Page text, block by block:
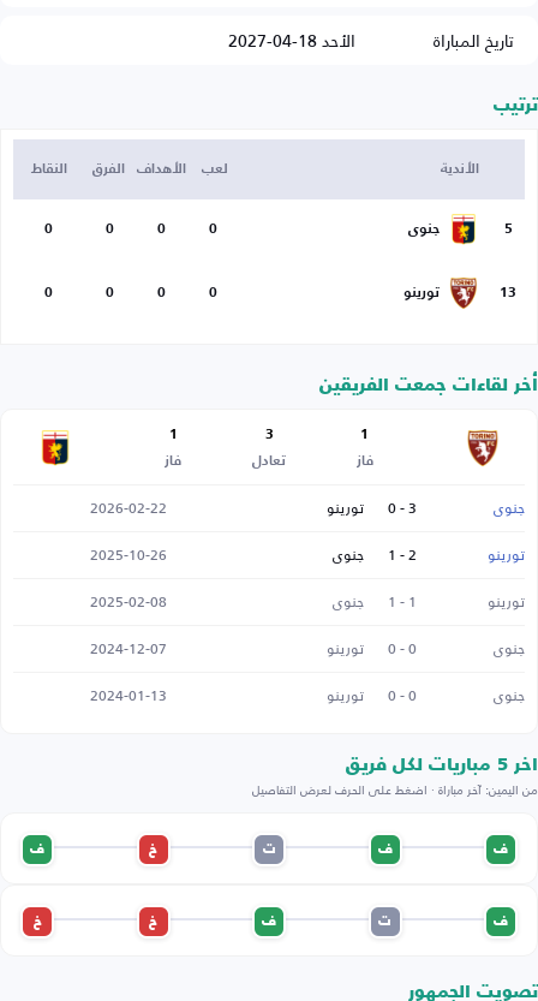
تاريخ المباراة
الأحد 18-04-2027
ترتيب
الأندية لعب الأهداف الفرق النقاط
5 جنوى 0
0
0
0
13 تورينو 0
0
0
0
أخر لقاءات جمعت الفريقين
1
فاز
3
تعادل
1
فاز
جنوى 3 - 0 تورينو
2026-02-22
تورينو
2 - 1 جنوى
2025-10-26
تورينو
1 - 1 جنوى
2025-02-08
جنوى
0 - 0 تورينو
2024-12-07
جنوى
0 - 0 تورينو 2024-01-13
اخر 5 مباريات لكل فريق
من اليمين: آخر مباراة · اضغط على الحرف لعرض التفاصيل
ف ف ت خ ف
ف ت ف خ خ
تصويت الجمهور